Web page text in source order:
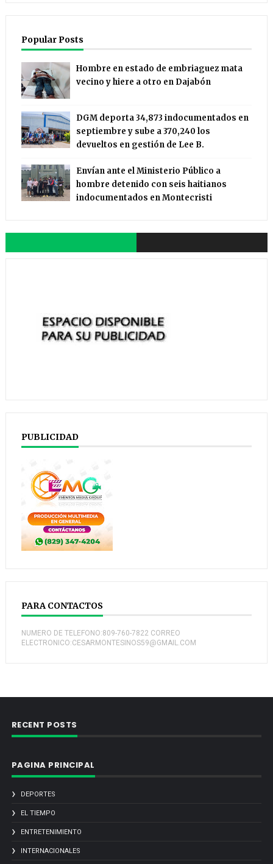
Popular Posts
Hombre en estado de embriaguez mata
vecino y hiere a otro en Dajabón
DGM deporta 34,873 indocumentados en
septiembre y sube a 370,240 los
devueltos en gestión de Lee B.
Envían ante el Ministerio Público a
hombre detenido con seis haitianos
indocumentados en Montecristi
PUBLICIDAD
PARA CONTACTOS
NUMERO DE TELEFONO:809-760-7822 CORREO
ELECTRONICO:CESARMONTESINOS59@GMAIL.COM
RECENT POSTS
PAGINA PRINCIPAL
DEPORTES
EL TIEMPO
ENTRETENIMIENTO
INTERNACIONALES